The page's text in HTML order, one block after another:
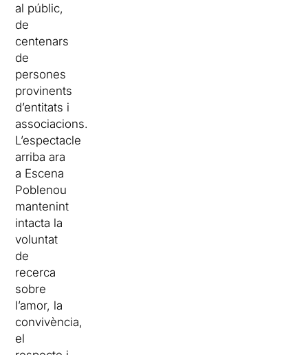
al públic,
de
centenars
de
persones
provinents
d’entitats i
associacions.
L’espectacle
arriba ara
a Escena
Poblenou
mantenint
intacta la
voluntat
de
recerca
sobre
l’amor, la
convivència,
el